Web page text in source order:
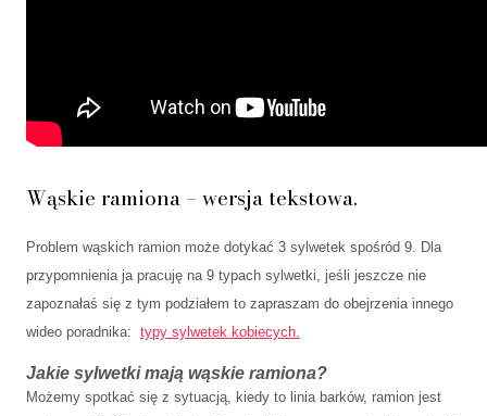
Wąskie ramiona – wersja tekstowa.
Problem wąskich ramion może dotykać 3 sylwetek spośród 9. Dla
przypomnienia ja pracuję na 9 typach sylwetki, jeśli jeszcze nie
zapoznałaś się z tym podziałem to zapraszam do obejrzenia innego
wideo poradnika: typy sylwetek kobiecych.
Jakie sylwetki mają wąskie ramiona?
Możemy spotkać się z sytuacją, kiedy to linia barków, ramion jest